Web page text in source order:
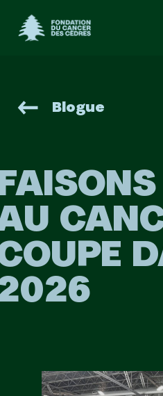
Fondation du Cancer
Blogue